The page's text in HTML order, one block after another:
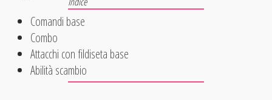
Comandi base
Combo
Attacchi con fildiseta base
Abilità scambio